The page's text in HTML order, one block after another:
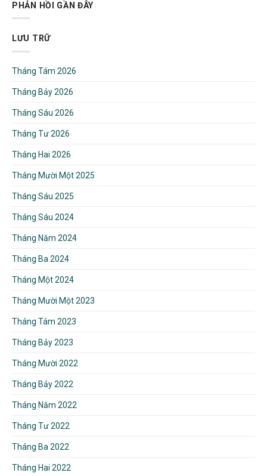
PHẢN HỒI GẦN ĐÂY
LƯU TRỮ
Tháng Tám 2026
Tháng Bảy 2026
Tháng Sáu 2026
Tháng Tư 2026
Tháng Hai 2026
Tháng Mười Một 2025
Tháng Sáu 2025
Tháng Sáu 2024
Tháng Năm 2024
Tháng Ba 2024
Tháng Một 2024
Tháng Mười Một 2023
Tháng Tám 2023
Tháng Bảy 2023
Tháng Mười 2022
Tháng Bảy 2022
Tháng Năm 2022
Tháng Tư 2022
Tháng Ba 2022
Tháng Hai 2022